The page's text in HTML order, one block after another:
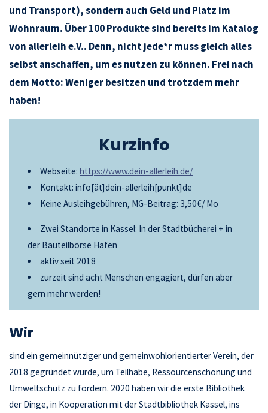
und Transport), sondern auch Geld und Platz im
Wohnraum. Über 100 Produkte sind bereits im Katalog
von allerleih e.V.. Denn, nicht jede*r muss gleich alles
selbst anschaffen, um es nutzen zu können. Frei nach
dem Motto: Weniger besitzen und trotzdem mehr
haben!
Kurzinfo
Webseite:https://www.dein-allerleih.de/
Kontakt: info[ät]dein-allerleih[punkt]de
Keine Ausleihgebühren, MG-Beitrag: 3,50€/ Mo
Zwei Standorte in Kassel: In der Stadtbücherei + in
der Bauteilbörse Hafen
aktiv seit 2018
zurzeit sind acht Menschen engagiert, dürfen aber
gern mehr werden!
Wir
sind ein gemeinnütziger und gemeinwohlorientierter Verein, der
2018 gegründet wurde, um Teilhabe, Ressourcenschonung und
Umweltschutz zu fördern. 2020 haben wir die erste Bibliothek
der Dinge, in Kooperation mit der Stadtbibliothek Kassel, ins